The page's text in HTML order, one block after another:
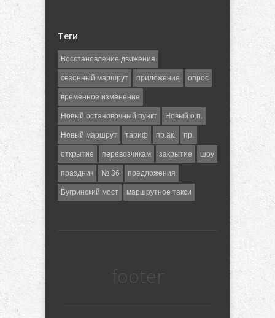
Теги
Восстановление движения
сезонный маршрут приложение опрос
временное изменение
Новый остановочный пункт Новый о.п.
Новый маршрут тариф пр.ак. пр.
открытие перевозчикам закрытие шоу
праздник № 36 предложения
Бугринский мост маршрутное такси
footer